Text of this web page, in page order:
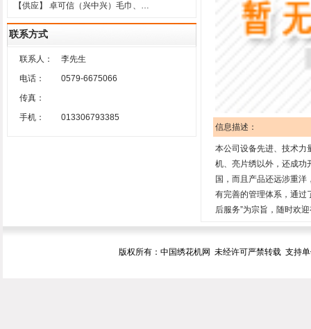
【供应】 卓可信（兴中兴）毛巾、…
联系方式
联系人：
李先生
电话：
0579-6675066
传真：
手机：
013306793385
信息描述：
本公司设备先进、技术力
机、亮片绣以外，还成功
国，而且产品还远涉重
有完善的管理体系，通过
后服务”为宗旨，随时欢
版权所有：中国绣花机网 未经许可严禁转载 支持